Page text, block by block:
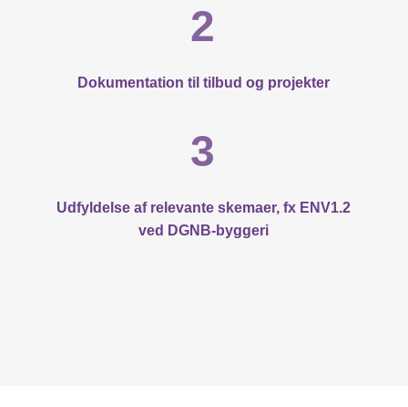
2
Dokumentation til tilbud og projekter
3
Udfyldelse af relevante skemaer, fx ENV1.2
ved DGNB-byggeri